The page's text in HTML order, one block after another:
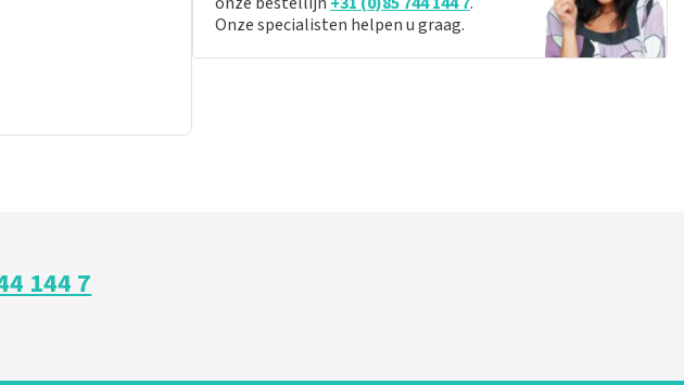
Onze specialisten helpen u graag.
144 7